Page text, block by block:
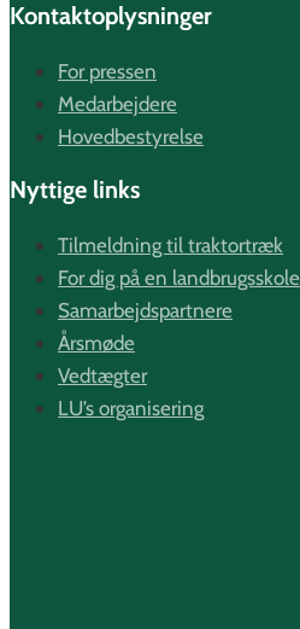
Kontaktoplysninger
For pressen
Medarbejdere
Hovedbestyrelse
Nyttige links
Tilmeldning til traktortræk
For dig på en landbrugsskole
Samarbejdspartnere
Årsmøde
Vedtægter
LU’s organisering